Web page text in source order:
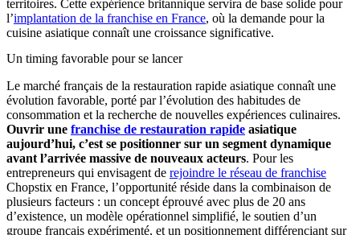
territoires. Cette expérience britannique servira de base solide pour
l’implantation de la franchise en France, où la demande pour la
cuisine asiatique connaît une croissance significative.
Un timing favorable pour se lancer
Le marché français de la restauration rapide asiatique connaît une
évolution favorable, porté par l’évolution des habitudes de
consommation et la recherche de nouvelles expériences culinaires.
Ouvrir une franchise de restauration rapide asiatique
aujourd’hui, c’est se positionner sur un segment dynamique
avant l’arrivée massive de nouveaux acteurs. Pour les
entrepreneurs qui envisagent de rejoindre le réseau de franchise
Chopstix en France, l’opportunité réside dans la combinaison de
plusieurs facteurs : un concept éprouvé avec plus de 20 ans
d’existence, un modèle opérationnel simplifié, le soutien d’un
groupe français expérimenté, et un positionnement différenciant sur